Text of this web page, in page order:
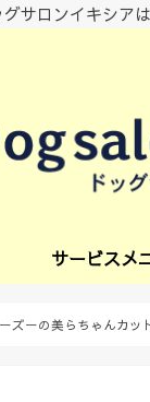
グサロンイキシア
サービスメ
ズーの美らちゃんカッ